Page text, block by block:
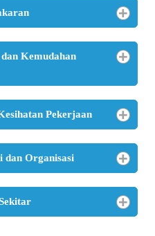
Kemudahan
Pekerjaan
dan Organisasi